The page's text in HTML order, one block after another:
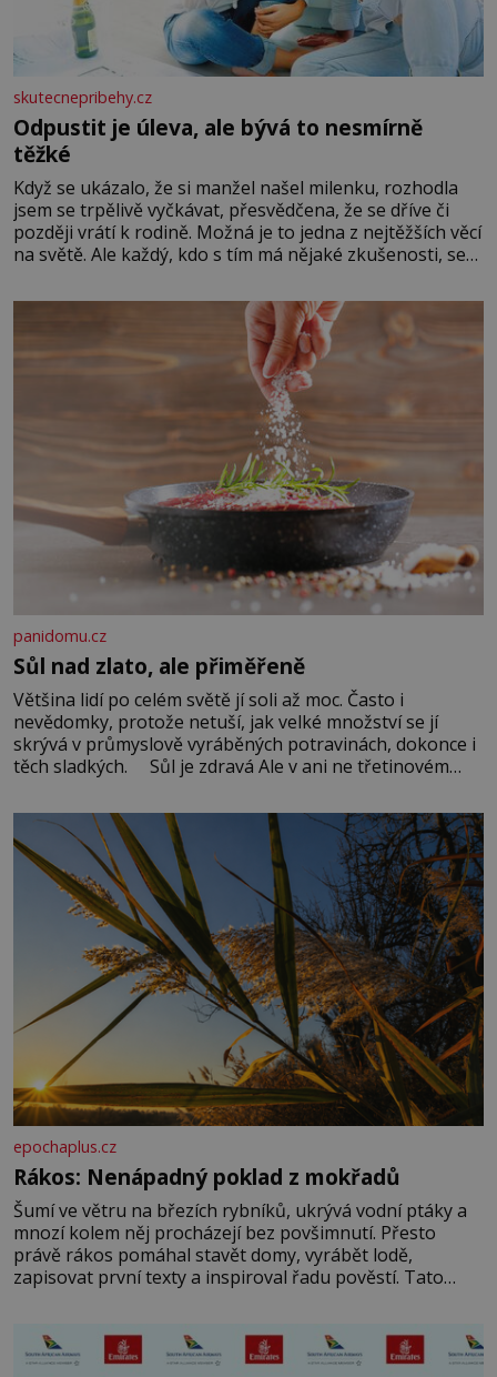
skutecnepribehy.cz
Odpustit je úleva, ale bývá to nesmírně
těžké
Když se ukázalo, že si manžel našel milenku, rozhodla
jsem se trpělivě vyčkávat, přesvědčena, že se dříve či
později vrátí k rodině. Možná je to jedna z nejtěžších věcí
na světě. Ale každý, kdo s tím má nějaké zkušenosti, se
Když se ke mně doneslo, že si manžel pořídil milenku,
panidomu.cz
Sůl nad zlato, ale přiměřeně
Většina lidí po celém světě jí soli až moc. Často i
nevědomky, protože netuší, jak velké množství se jí
skrývá v průmyslově vyráběných potravinách, dokonce i
těch sladkých. Sůl je zdravá Ale v ani ne třetinovém
základní složky– sodík a chlór – jsou zásadní pro
správné hospodaření
epochaplus.cz
Rákos: Nenápadný poklad z mokřadů
Šumí ve větru na březích rybníků, ukrývá vodní ptáky a
mnozí kolem něj procházejí bez povšimnutí. Přesto
právě rákos pomáhal stavět domy, vyrábět lodě,
zapisovat první texty a inspiroval řadu pověstí. Tato
letního koupání. Stačí se však podívat